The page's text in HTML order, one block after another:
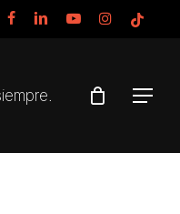
FACEBOOKLINKEDINYOUTUBEINSTAGRAM
TIKTOK
Menu